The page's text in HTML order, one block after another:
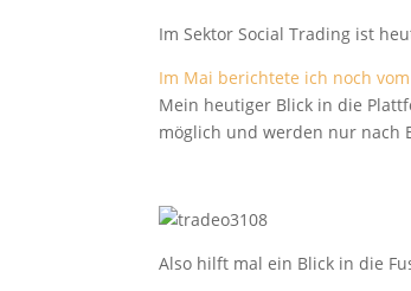
Im Sektor Social Trading ist
Im Mai berichtete ich noch
Mein heutiger Blick in die
möglich und werden nur nach
Also hilft mal ein Blick in die